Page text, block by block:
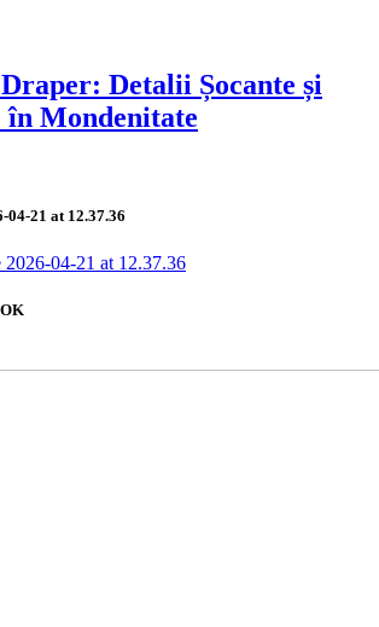
Detalii Șocante și
în Mondenitate
04-21 at 12.37.36